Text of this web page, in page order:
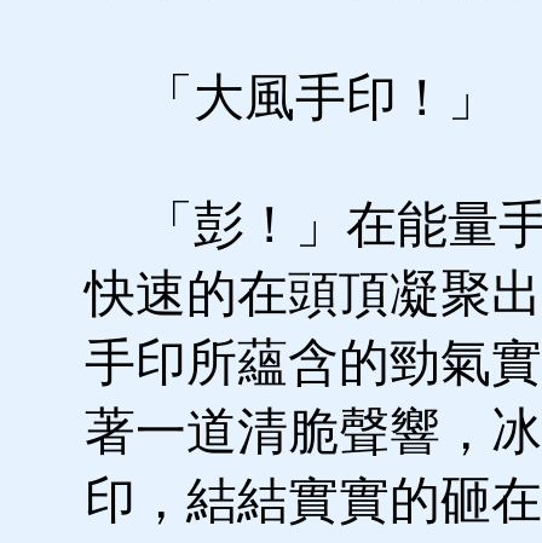
「大風手印！」
「彭！」在能量
快速的在頭頂凝聚
手印所蘊含的勁氣
著一道清脆聲響，
印，結結實實的砸